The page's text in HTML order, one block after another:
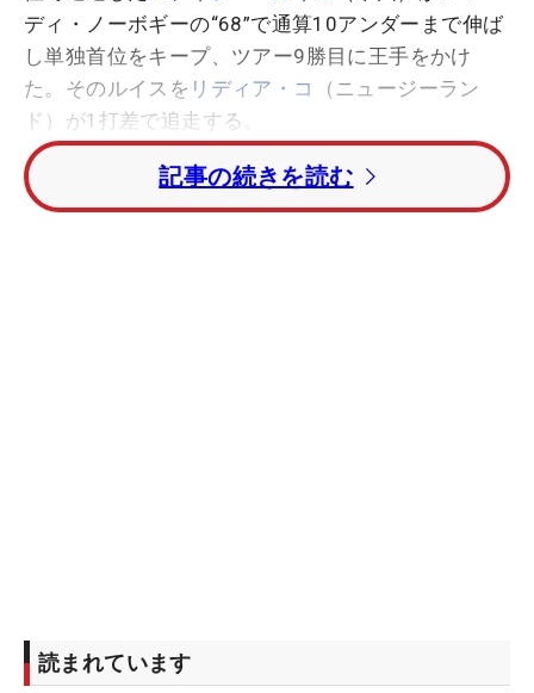
ディ・ノーボギーの“68”で通算10アンダーまで伸ば
し単独首位をキープ、ツアー9勝目に王手をかけ
た。そのルイスを リディア・コ
（ニュージーラン
ド）が1打差で追走する。
この日、最終組でラウンドしたルイスとコの2
人。2位スタートのコが前半2つ伸ばし一時単独首位
2位と3打差の通算6アンダー単独3位に
記事の続きを読む
読まれています